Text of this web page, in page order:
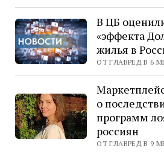
В ЦБ
«эффекта
жилья в
ОТ ГЛАВРЕД В 6
о
программ
россиян
ОТ ГЛАВРЕД В 9